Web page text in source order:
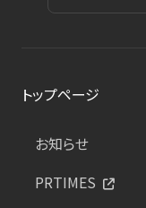
トップページ
お知らせ
PRTIMES